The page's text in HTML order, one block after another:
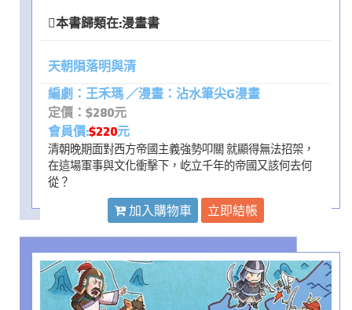
本書歸類在:漫畫書
天朝隕落明與清
編劇：王禾瑪 ／漫畫：沾水筆尖G漫畫
定價：$280元
會員價:$220元
清朝晚期面對西方帝國主義強勢叩關 就顯得無法招架，
在這場軍事與文化衝擊下，屹立千年的帝國又該何去何
從？
加入購物車 立即結帳